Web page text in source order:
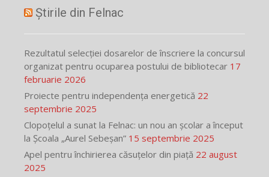
Știrile din Felnac
Rezultatul selecției dosarelor de înscriere la concursul
organizat pentru ocuparea postului de bibliotecar 17
februarie 2026
Proiecte pentru independența energetică 22
septembrie 2025
Clopoțelul a sunat la Felnac: un nou an școlar a început
la Școala „Aurel Sebeșan” 15 septembrie 2025
Apel pentru închirierea căsuțelor din piață 22 august
2025